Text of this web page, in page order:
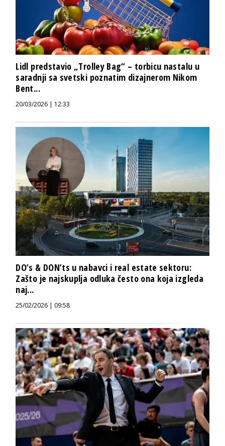
Lidl predstavio „Trolley Bag“ – torbicu nastalu u
saradnji sa svetski poznatim dizajnerom Nikom
Bent...
20/03/2026 | 12:33
DO’s & DON’ts u nabavci i real estate sektoru:
Zašto je najskuplja odluka često ona koja izgleda
naj...
25/02/2026 | 09:58